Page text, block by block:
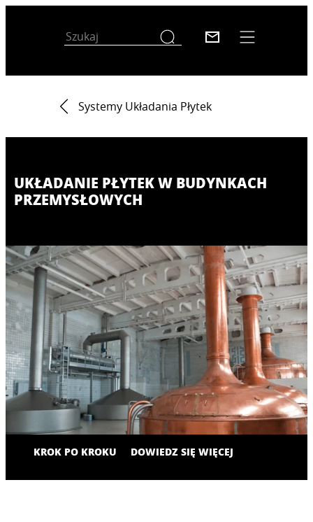
Systemy Układania Płytek
UKŁADANIE PŁYTEK W BUDYNKACH
PRZEMYSŁOWYCH
KROK PO KROKU DOWIEDZ SIĘ WIĘCEJ